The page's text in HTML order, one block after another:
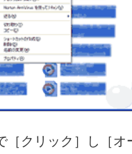
［クリック］し［オ